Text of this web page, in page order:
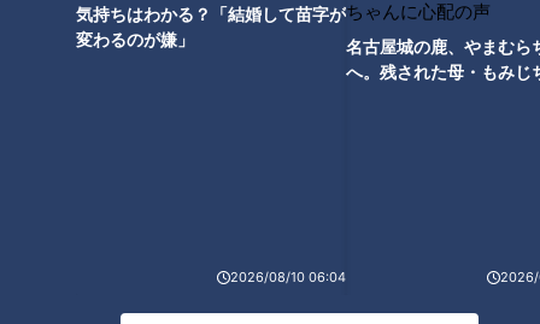
気持ちはわかる？「結婚して苗字が
変わるのが嫌」
2026/08/10 06:04
名古屋城の鹿、やまむら
へ。残された母・もみじ
2026/
元の醤油を使った創業以来継ぎ足しのスープに自家製麺を入
れ、飛騨の豚で作った巨大チャーシューと豚トロ5枚を肉球の